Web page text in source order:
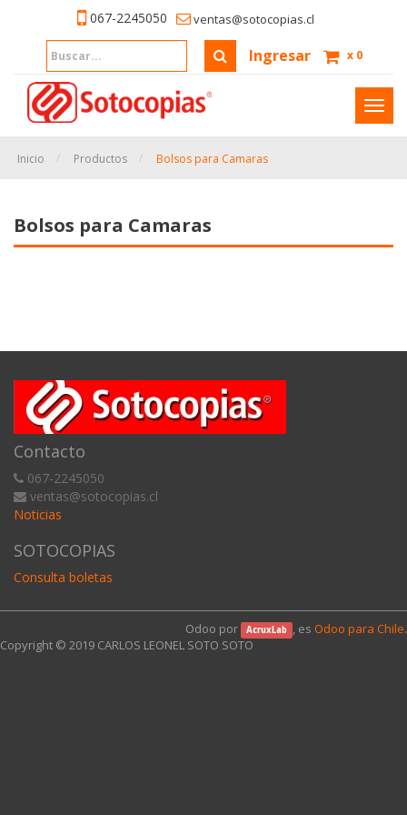
067-2245050 ventas@sotocopias.cl
Ingresar x 0
Inicio Productos Bolsos para Camaras
Bolsos para Camaras
Contacto
067-2245050
ventas@sotocopias.cl
Noticias
SOTOCOPIAS
Consulta boletas
Odoo por AcruxLab , es Odoo para Chile.
Copyright © 2019 CARLOS LEONEL SOTO SOTO